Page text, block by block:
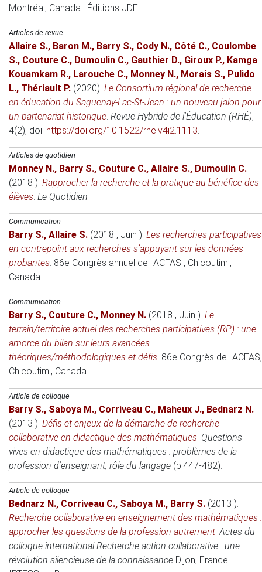
Montréal, Canada : Éditions JDF
Articles de revue
Allaire S., Baron M., Barry S., Cody N., Côté C., Coulombe
S., Couture C., Dumoulin C., Gauthier D., Giroux P., Kamga
Kouamkam R., Larouche C., Monney N., Morais S., Pulido
L., Thériault P. (2020). Le Consortium régional de recherche
en éducation du Saguenay-Lac-St-Jean : un nouveau jalon pour
un partenariat historique. Revue Hybride de l'Éducation (RHÉ),
4(2), doi: https://doi.org/10.1522/rhe.v4i2.1113.
Articles de quotidien
Monney N., Barry S., Couture C., Allaire S., Dumoulin C.
(2018 ). Rapprocher la recherche et la pratique au bénéfice des
élèves. Le Quotidien
Communication
Barry S., Allaire S. (2018 , Juin ). Les recherches participatives
en contrepoint aux recherches s’appuyant sur les données
probantes. 86e Congrès annuel de l'ACFAS , Chicoutimi,
Canada.
Communication
Barry S., Couture C., Monney N. (2018 , Juin ). Le
terrain/territoire actuel des recherches participatives (RP) : une
amorce du bilan sur leurs avancées
théoriques/méthodologiques et défis. 86e Congrès de l'ACFAS,
Chicoutimi, Canada.
Article de colloque
Barry S., Saboya M., Corriveau C., Maheux J., Bednarz N.
(2013 ). Défis et enjeux de la démarche de recherche
collaborative en didactique des mathématiques. Questions
vives en didactique des mathématiques : problèmes de la
profession d’enseignant, rôle du langage (p.447-482)..
Article de colloque
Bednarz N., Corriveau C., Saboya M., Barry S. (2013 ).
Recherche collaborative en enseignement des mathématiques :
approcher les questions de la profession autrement.Actes du
colloque international Recherche-action collaborative : une
révolution silencieuse de la connaissance Dijon, France: